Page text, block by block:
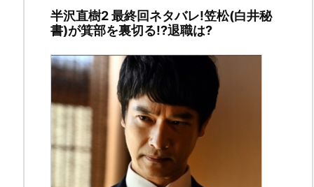
二
朗
素
顔
が
ツ
半沢直樹2 最終回ネタバレ!笠松(白井秘
書)が箕部を裏切る!?退職は?